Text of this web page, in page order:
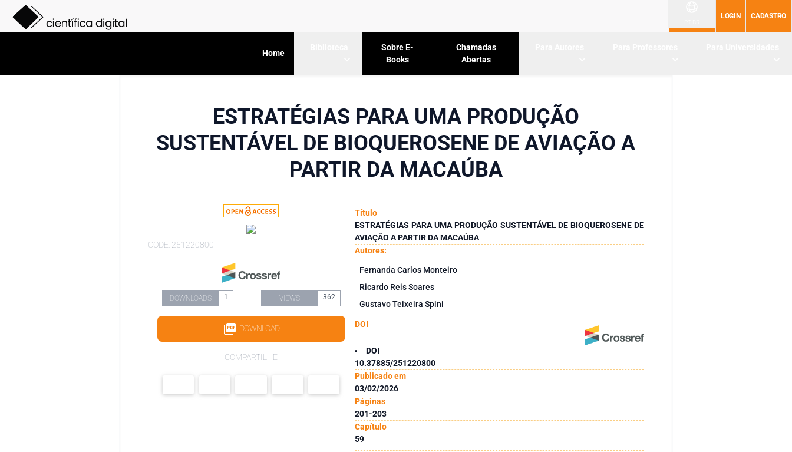
LOGIN CADASTRO
Home
Sobre E-
Books
Chamadas
Abertas
ESTRATÉGIAS PARA UMA PRODUÇÃO
SUSTENTÁVEL DE BIOQUEROSENE DE AVIAÇÃO A
PARTIR DA MACAÚBA
CODE: 251220800
DOWNLOADS 1 VIEWS 362
DOWNLOAD
COMPARTILHE
Título
ESTRATÉGIAS PARA UMA PRODUÇÃO SUSTENTÁVEL DE BIOQUEROSENE DE
AVIAÇÃO A PARTIR DA MACAÚBA
Autores:
Fernanda Carlos Monteiro
Ricardo Reis Soares
Gustavo Teixeira Spini
DOI
DOI
10.37885/251220800
Publicado em
03/02/2026
Páginas
201-203
Capítulo
59